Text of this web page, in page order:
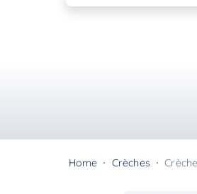
Home Crèches